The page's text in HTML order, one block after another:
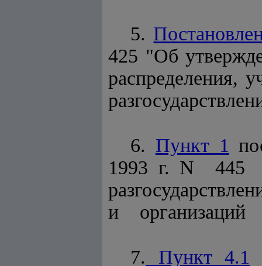
5.
425 "Об
распределения,
6. Пункт 1
1993 г. N 445
и организаций
7. Пункт 4.1